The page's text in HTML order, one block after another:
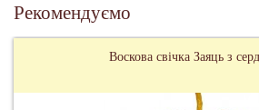
Рекомендуємо
Воскова свічка Заяць з